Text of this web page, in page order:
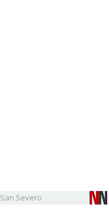
San Severo